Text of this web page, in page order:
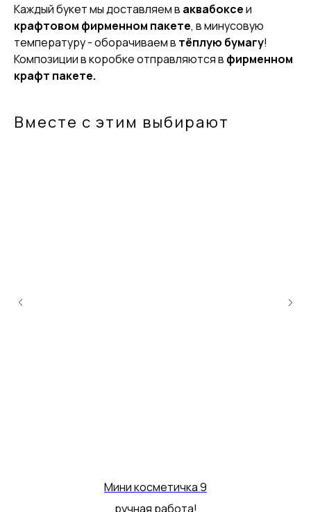
Каждый букет мы доставляем в аквабоксеи
крафтовом фирменном пакете, в минусовую
температуру - оборачиваем в тёплую бумагу!
Композиции в коробке отправляются в фирменном
крафт пакете.
Вместе с этим выбирают
Мини косметичка 9
ручная работа!